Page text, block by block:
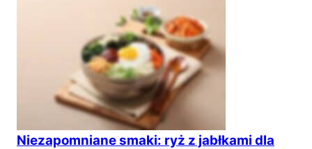
Niezapomniane smaki: ryż z jabłkami dla